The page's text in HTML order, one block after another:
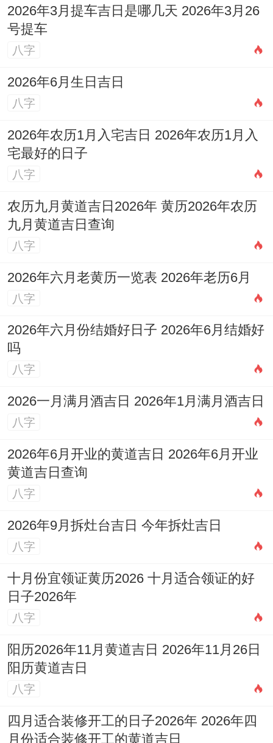
2026年3月提车吉日是哪几天 2026年3月26
号提车
八字
2026年6月生日吉日
八字
2026年农历1月入宅吉日 2026年农历1月入
宅最好的日子
八字
农历九月黄道吉日2026年 黄历2026年农历
九月黄道吉日查询
八字
2026年六月老黄历一览表 2026年老历6月
八字
2026年六月份结婚好日子 2026年6月结婚好
吗
八字
2026一月满月酒吉日 2026年1月满月酒吉日
八字
2026年6月开业的黄道吉日 2026年6月开业
黄道吉日查询
八字
2026年9月拆灶台吉日 今年拆灶吉日
八字
十月份宜领证黄历2026 十月适合领证的好
日子2026年
八字
阳历2026年11月黄道吉日 2026年11月26日
阳历黄道吉日
八字
四月适合装修开工的日子2026年 2026年四
月份适合装修开工的黄道吉日